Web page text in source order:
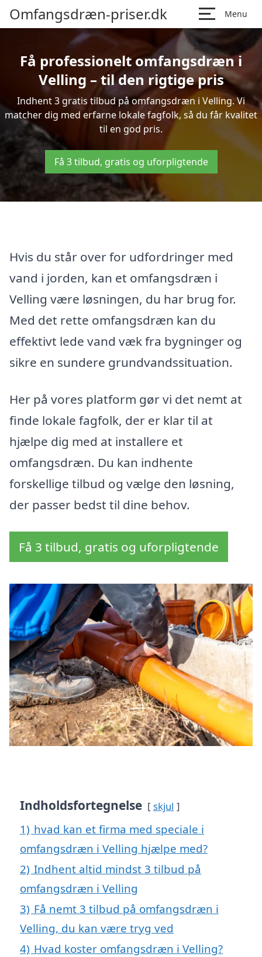
Omfangsdræn-priser.dk Menu
Få professionelt omfangsdræn i
Velling – til den rigtige pris
Indhent 3 gratis tilbud på omfangsdræn i Velling. Vi
matcher dig med erfarne lokale fagfolk, så du får kvalitet
til en god pris.
Få 3 tilbud, gratis og uforpligtende
Hvis du står over for udfordringer med
vand i jorden, kan et omfangsdræn i
Velling være løsningen, du har brug for.
Med det rette omfangsdræn kan du
effektivt lede vand væk fra bygninger og
sikre en sundere grundvandssituation.
Her på vores platform gør vi det nemt at
finde lokale fagfolk, der er klar til at
hjælpe dig med at installere et
omfangsdræn. Du kan indhente
forskellige tilbud og vælge den løsning,
der passer bedst til dine behov.
Få 3 tilbud, gratis og uforpligtende
Indholdsfortegnelse skjul
1) hvad kan et firma med speciale i
omfangsdræn i Velling hjælpe med?
2) Indhent altid mindst 3 tilbud på
omfangsdræn i Velling
3) Få nemt 3 tilbud på omfangsdræn i
Velling, du kan være tryg ved
4) Hvad koster omfangsdræn i Velling?